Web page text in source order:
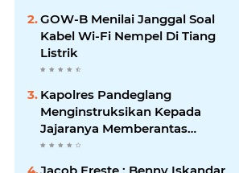
GOW-B Menilai Janggal Soal
Kabel Wi-Fi Nempel Di Tiang
Listrik
Kapolres Pandeglang
Menginstruksikan Kepada
Jajaranya Memberantas
Peredaran Miras